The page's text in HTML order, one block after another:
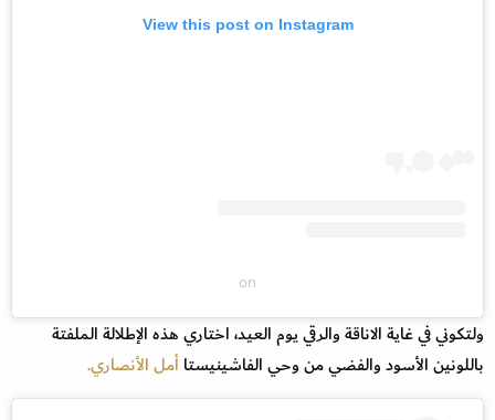
View this post on Instagram
on
ولتكوني في غاية الاناقة والرقي يوم العيد، اختاري هذه الإطلالة الملفتة
باللونين الأسود والفضي من وحي الفاشينيستاأمل الأنصاري.